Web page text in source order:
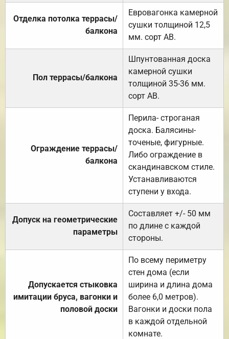
Отделка потолка террасы/
балкона
Евровагонка камерной
сушки толщиной 12,5
мм. сорт АВ.
Пол террасы/балкона
Шпунтованная доска
камерной сушки
толщиной 35-36 мм.
сорт АВ.
Ограждение террасы/
балкона
Перила- строганая
доска. Балясины-
точеные, фигурные.
Либо ограждение в
скандинавском стиле.
Устанавливаются
ступени у входа.
Допуск на геометрические
параметры
Составляет +/- 50 мм
по длине с каждой
стороны.
Допускается стыковка
имитации бруса, вагонки и
половой доски
По всему периметру
стен дома (если
ширина и длина дома
более 6,0 метров).
Вагонки и доски пола
в каждой отдельной
комнате.